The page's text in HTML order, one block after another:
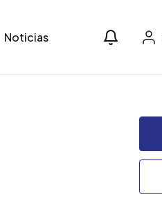
Noticias